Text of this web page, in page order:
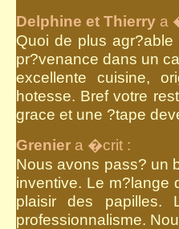
Delphine et Thierry a
Quoi de plus
pr?venance dans un
excellente cuisine,
hotesse. Bref votre
grace et une ?tape
Grenier a �crit :
Nous avons pass? un
inventive. Le m?lange
plaisir des papilles.
professionnalisme.